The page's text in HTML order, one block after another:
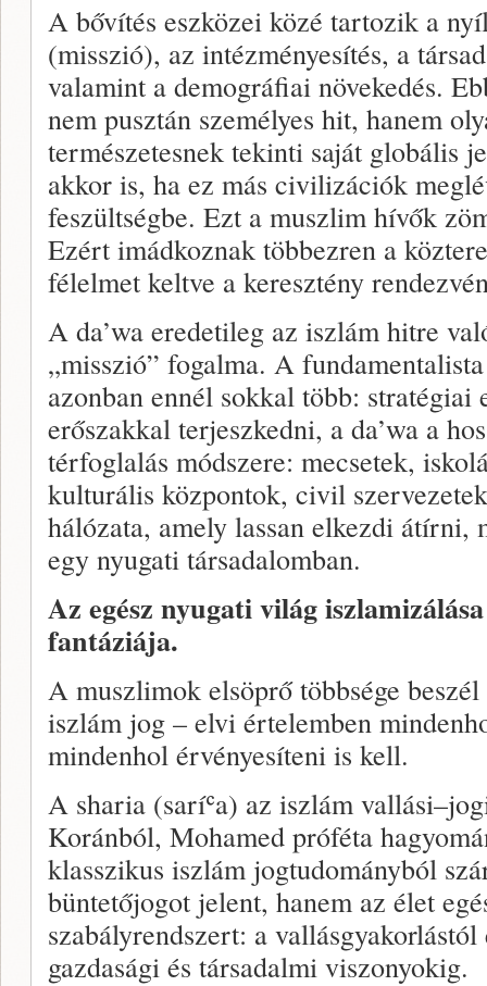
A bővítés eszközei közé tartozik a
(misszió), az intézményesítés, a
valamint a demográfiai növekedés.
nem pusztán személyes hit, hanem
természetesnek tekinti saját globális
akkor is, ha ez más civilizációk
feszültségbe. Ezt a muszlim hívők
Ezért imádkoznak többezren a
félelmet keltve a keresztény
A da’wa eredetileg az iszlám hitre
„misszió” fogalma. A
azonban ennél sokkal több:
erőszakkal terjeszkedni, a da’wa a
térfoglalás módszere: mecsetek,
kulturális központok, civil
hálózata, amely lassan elkezdi átírni,
egy nyugati társadalomban.
Az egész nyugati világ
fantáziája.
A muszlimok elsöprő többsége
iszlám jog – elvi értelemben
mindenhol érvényesíteni is kell.
A sharia (saríʿa) az iszlám
Koránból, Mohamed próféta
klasszikus iszlám jogtudományból
büntetőjogot jelent, hanem az élet
szabályrendszert: a
gazdasági és társadalmi viszonyokig.